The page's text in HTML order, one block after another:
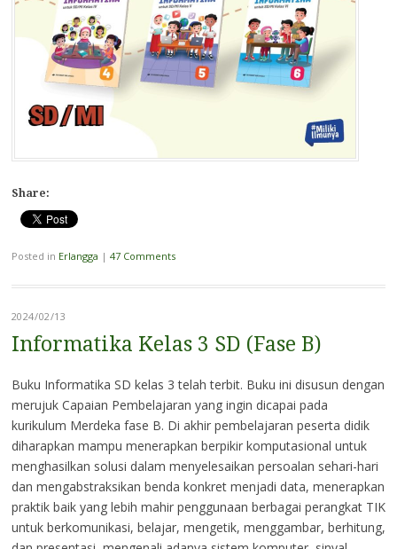
Share:
Posted in Erlangga | 47 Comments
2024/02/13
Informatika Kelas 3 SD (Fase B)
Buku Informatika SD kelas 3 telah terbit. Buku ini disusun dengan
merujuk Capaian Pembelajaran yang ingin dicapai pada
kurikulum Merdeka fase B. Di akhir pembelajaran peserta didik
diharapkan mampu menerapkan berpikir komputasional untuk
menghasilkan solusi dalam menyelesaikan persoalan sehari-hari
dan mengabstraksikan benda konkret menjadi data, menerapkan
praktik baik yang lebih mahir penggunaan berbagai perangkat TIK
untuk berkomunikasi, belajar, mengetik, menggambar, berhitung,